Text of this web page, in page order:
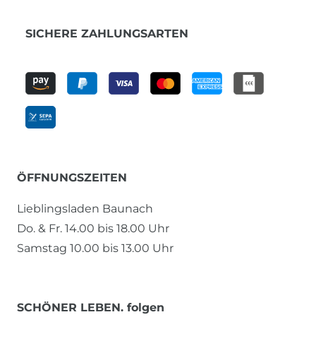
SICHERE ZAHLUNGSARTEN
ÖFFNUNGSZEITEN
Lieblingsladen Baunach
Do. & Fr. 14.00 bis 18.00 Uhr
Samstag 10.00 bis 13.00 Uhr
SCHÖNER LEBEN. folgen